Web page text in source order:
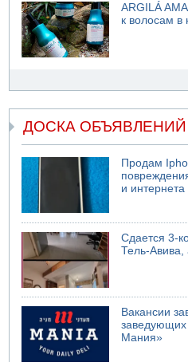
ARGILÁ
к волосам в
ДОСКА ОБЪЯВЛЕНИЙ
Продам
и интернета
Сдается 3-
Тель-
Вакансии
Мания»